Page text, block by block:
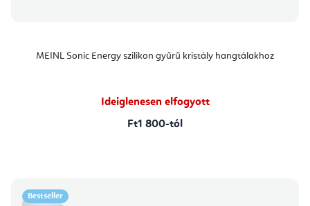
MEINL Sonic Energy szilikon gyűrű kristály hangtálakhoz
Ideiglenesen elfogyott
Ft1 800-tól
Bestseller